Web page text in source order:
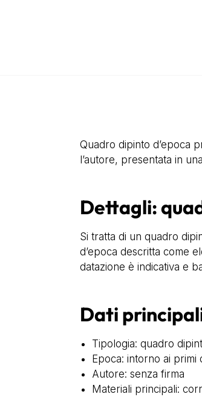
Quadro dipinto d’epoca
l’autore, presentata in
Dettagli:
Si tratta di un quadro
d’epoca descritta come
datazione è indicativa e
Dati
Tipologia: quadro
Epoca: intorno ai primi
Autore: senza firma
Materiali principali: